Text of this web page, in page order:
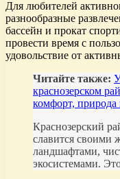
Для любителей
разнообразные
бассейн и прокат
провести время с
удовольствие от
Читайте также:
краснозерском
комфорт,
Краснозерский
славится
ландшафтами,
экосистемами.